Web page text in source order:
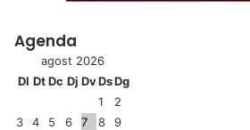
Agenda
agost 2026
Dl DtDc Dj DvDsDg
1
2
3
4 5 6 7 8
9